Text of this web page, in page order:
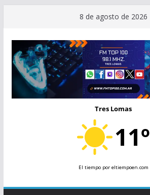
contenido
8 de agosto de 2026
Tres Lomas
11º
El tiempopor eltiempoen.com